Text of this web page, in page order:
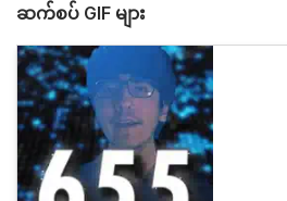
ဆက်စပ် GIF များ